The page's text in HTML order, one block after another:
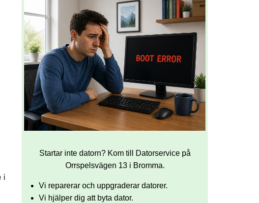
i
Startar inte datorn? Kom till Datorservice på
Orrspelsvägen 13 i Bromma.
Vi reparerar och uppgraderar datorer.
Vi hjälper dig att byta dator.